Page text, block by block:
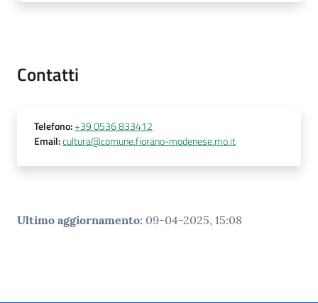
o
T
m
Tutti
Contatti
Telefono:+39 0536 833412
Email:cultura@comune.fiorano-modenese.mo.it
Ultimo aggiornamento: 09-04-2025, 15:08